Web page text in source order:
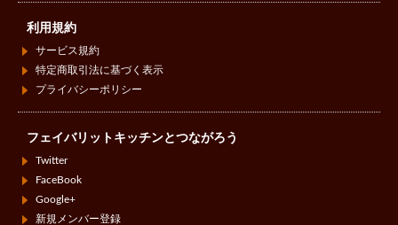
利用規約
サービス規約
特定商取引法に基づく表示
プライバシーポリシー
フェイバリットキッチンとつながろう
Twitter
FaceBook
Google+
新規メンバー登録